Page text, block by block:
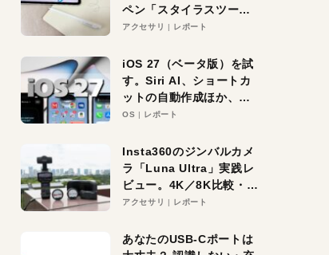
ペン「スタイラスツーウ
ェイ」レビュー。持ち替
アクセサリ レポート
iOS 27（ベータ版）を試
す。Siri AI、ショートカ
ットの自動作成ほか、期
待大の便利機能5選。
る未来はすぐそこ！
OS レポート
Insta360のジンバルカメ
ラ「Luna Ultra」実践レ
ビュー。4K／8K比較・ズ
ーム・夜間撮影をチェッ
アクセサリ レポート
あなたのUSB-Cポートは